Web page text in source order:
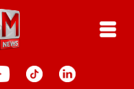
content